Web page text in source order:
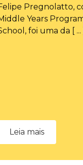
Pregnolatto,
Years
foi uma da [ ...
Leia mais